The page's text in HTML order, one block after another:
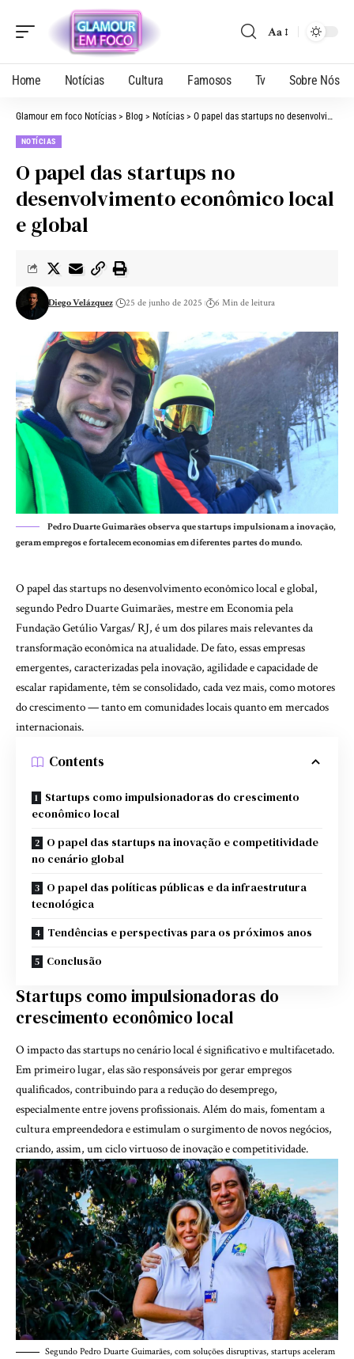
Aa
Home Notícias Cultura Famosos Tv Sobre Nós
Glamour em foco Notícias > Blog > Notícias > O papel das startups no desenvolvimento econômico local e global
NOTÍCIAS
O papel das startups no
desenvolvimento econômico local
e global
Diego Velázquez 25 de junho de 2025 6 Min de leitura
Pedro Duarte Guimarães observa que startups impulsionam a inovação,
geram empregos e fortalecem economias em diferentes partes do mundo.
O papel das startups no desenvolvimento econômico local e global,
segundoPedro Duarte Guimarães, mestre em Economia pela
Fundação Getúlio Vargas/ RJ, é um dos pilares mais relevantes da
transformação econômica na atualidade. De fato, essas empresas
emergentes, caracterizadas pela inovação, agilidade e capacidade de
escalar rapidamente, têm se consolidado, cada vez mais, como motores
do crescimento — tanto em comunidades locais quanto em mercados
internacionais.
Contents
Startups como impulsionadoras do crescimento
econômico local
O papel das startups na inovação e competitividade
no cenário global
O papel das políticas públicas e da infraestrutura
tecnológica
Tendências e perspectivas para os próximos anos
Conclusão
Startups como impulsionadoras do
crescimento econômico local
O impacto das startups no cenário local é significativo e multifacetado.
Em primeiro lugar, elas são responsáveis por gerar empregos
qualificados, contribuindo para a redução do desemprego,
especialmente entre jovens profissionais. Além do mais, fomentam a
cultura empreendedora e estimulam o surgimento de novos negócios,
criando, assim, um ciclo virtuoso de inovação e competitividade.
Segundo Pedro Duarte Guimarães, com soluções disruptivas, startups aceleram